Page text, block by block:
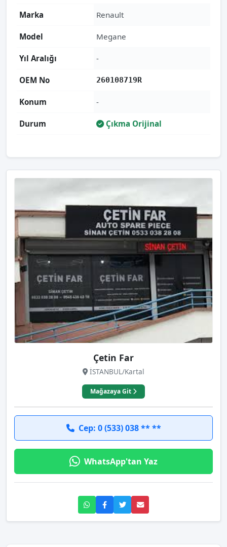
Marka Renault
Model Megane
Yıl Aralığı -
OEM No 260108719R
Konum -
Durum Çıkma Orijinal
Çetin Far
İSTANBUL/Kartal
Mağazaya Git
Cep: 0 (533) 038 ** **
WhatsApp'tan Yaz